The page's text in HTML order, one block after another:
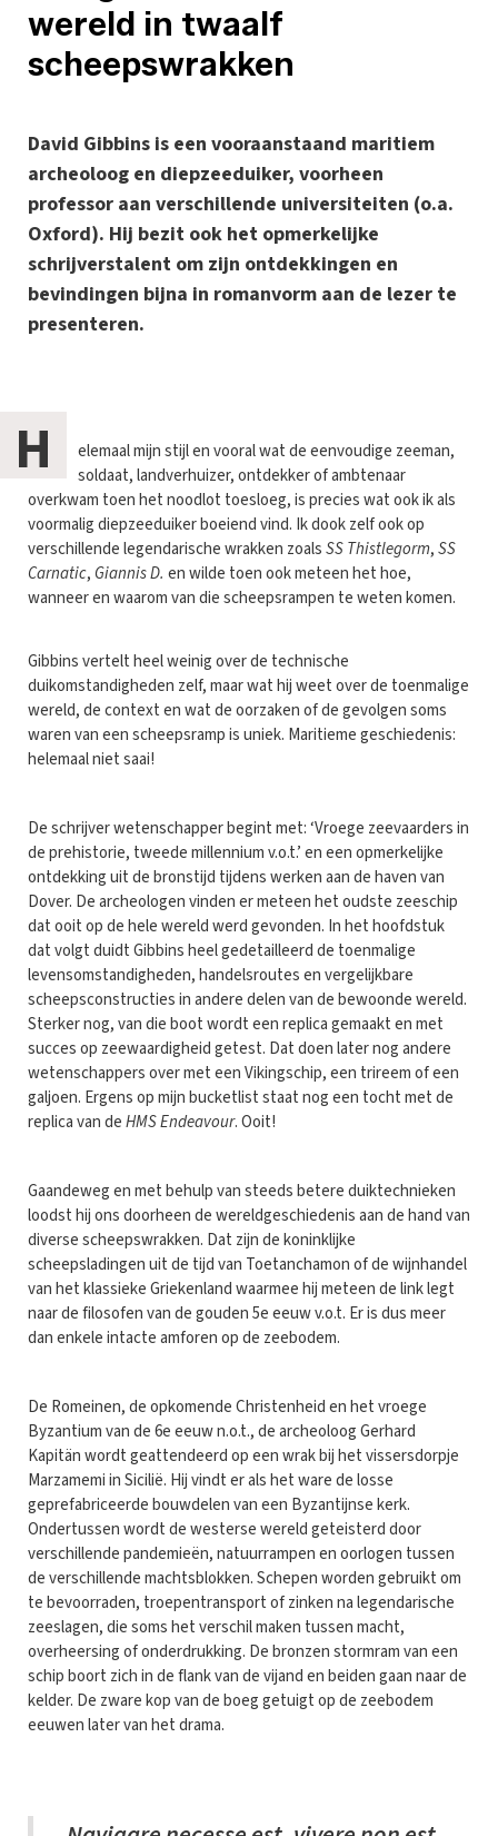
wereld in twaalf
scheepswrakken
David Gibbins is een vooraanstaand maritiem
archeoloog en diepzeeduiker, voorheen
professor aan verschillende universiteiten (o.a.
Oxford). Hij bezit ook het opmerkelijke
schrijverstalent om zijn ontdekkingen en
bevindingen bijna in romanvorm aan de lezer te
presenteren.
H
elemaal mijn stijl en vooral wat de eenvoudige zeeman,
soldaat, landverhuizer, ontdekker of ambtenaar
overkwam toen het noodlot toesloeg, is precies wat ook ik als
voormalig diepzeeduiker boeiend vind. Ik dook zelf ook op
verschillende legendarische wrakken zoalsSS Thistlegorm,SS
Carnatic,Giannis D. en wilde toen ook meteen het hoe,
wanneer en waarom van die scheepsrampen te weten komen.
Gibbins vertelt heel weinig over de technische
duikomstandigheden zelf, maar wat hij weet over de toenmalige
wereld, de context en wat de oorzaken of de gevolgen soms
waren van een scheepsramp is uniek. Maritieme geschiedenis:
helemaal niet saai!
De schrijver wetenschapper begint met: ‘Vroege zeevaarders in
de prehistorie, tweede millennium v.o.t.’ en een opmerkelijke
ontdekking uit de bronstijd tijdens werken aan de haven van
Dover. De archeologen vinden er meteen het oudste zeeschip
dat ooit op de hele wereld werd gevonden. In het hoofdstuk
dat volgt duidt Gibbins heel gedetailleerd de toenmalige
levensomstandigheden, handelsroutes en vergelijkbare
scheepsconstructies in andere delen van de bewoonde wereld.
Sterker nog, van die boot wordt een replica gemaakt en met
succes op zeewaardigheid getest. Dat doen later nog andere
wetenschappers over met een Vikingschip, een trireem of een
galjoen. Ergens op mijn bucketlist staat nog een tocht met de
replica van deHMS Endeavour. Ooit!
Gaandeweg en met behulp van steeds betere duiktechnieken
loodst hij ons doorheen de wereldgeschiedenis aan de hand van
diverse scheepswrakken. Dat zijn de koninklijke
scheepsladingen uit de tijd van Toetanchamon of de wijnhandel
van het klassieke Griekenland waarmee hij meteen de link legt
naar de filosofen van de gouden 5e eeuw v.o.t. Er is dus meer
dan enkele intacte amforen op de zeebodem.
De Romeinen, de opkomende Christenheid en het vroege
Byzantium van de 6e eeuw n.o.t., de archeoloog Gerhard
Kapitän wordt geattendeerd op een wrak bij het vissersdorpje
Marzamemi in Sicilië. Hij vindt er als het ware de losse
geprefabriceerde bouwdelen van een Byzantijnse kerk.
Ondertussen wordt de westerse wereld geteisterd door
verschillende pandemieën, natuurrampen en oorlogen tussen
de verschillende machtsblokken. Schepen worden gebruikt om
te bevoorraden, troepentransport of zinken na legendarische
zeeslagen, die soms het verschil maken tussen macht,
overheersing of onderdrukking. De bronzen stormram van een
schip boort zich in de flank van de vijand en beiden gaan naar de
kelder. De zware kop van de boeg getuigt op de zeebodem
eeuwen later van het drama.